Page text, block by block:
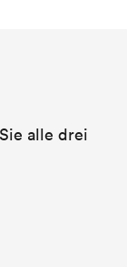
alle drei